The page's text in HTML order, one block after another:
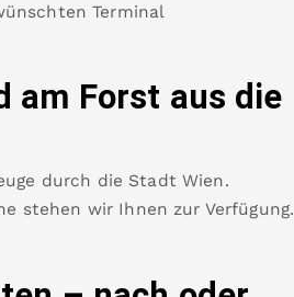
Terminal
am Forst aus die
durch die Stadt Wien.
stehen wir Ihnen zur Verfügung.